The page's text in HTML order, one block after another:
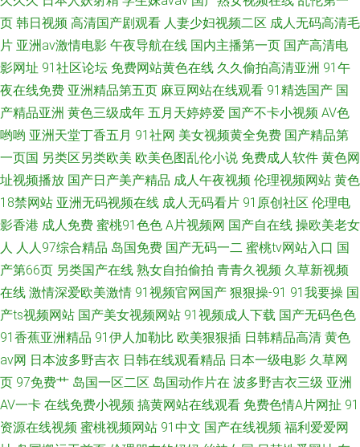
页 韩日视频 高清国产剧观看 人妻少妇视频二区 成人无码高清毛
片 亚洲av激情电影 午夜导航在线 国内主播第一页 国产高清电
影网址 91社区论坛 免费网站黄色在线 久久偷拍高清亚洲 91午
夜在线免费 亚洲精品第五页 麻豆网站在线观看 91精选国产 国
产精品亚洲 黄色三级成年 五月天婷婷爱 国产不卡小视频 AV色
哟哟 亚洲天堂丁香五月 91社网 美女视频黄全免费 国产精品第
一页国 另类区另类欧美 欧美色图乱伦小说 免费成人软件 黄色网
址视频播放 国产日产美产精品 成人午夜视频 伦理视频网站 黄色
18禁网站 亚洲无码视频在线 成人无码看片 91原创社区 伦理电
影香港 成人免费 蜜桃91色色 A片视频网 国产自在线 操欧美老女
人 人人97综合精品 岛国免费 国产无码一二 蜜桃tv网站入口 国
产第66页 另类国产在线 熟女自拍偷拍 青青久视频 久草新视频
在线 激情深爱欧美激情 91视频官网国产 狠狠操-91 91我要操 国
产ts视频网站 国产美女视频网站 91视频成人下载 国产无码色色
91香蕉亚洲精品 91伊人加勒比 欧美狠狠插 日韩精品高清 黄色
av网 日本波多野吉衣 日韩在线观看精品 日本一级电影 久草网
页 97免费艹 岛国一区二区 岛国动作片在 波多野吉衣三级 亚洲
AV一卡 在线免费小视频 搞黄网站在线观看 免费色情A片网扯 91
资源在线视频 蜜桃视频网站 91中文 国产在线视频 福利爱爱网